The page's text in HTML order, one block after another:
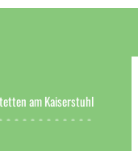
am Kaiserstuhl